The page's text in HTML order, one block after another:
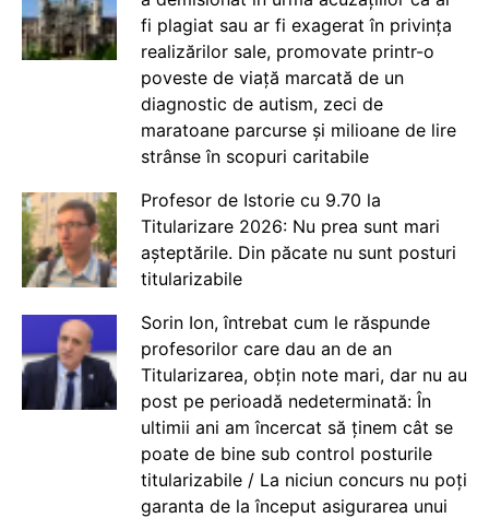
fi plagiat sau ar fi exagerat în privința
realizărilor sale, promovate printr-o
poveste de viață marcată de un
diagnostic de autism, zeci de
maratoane parcurse și milioane de lire
strânse în scopuri caritabile
Profesor de Istorie cu 9.70 la
Titularizare 2026: Nu prea sunt mari
așteptările. Din păcate nu sunt posturi
titularizabile
Sorin Ion, întrebat cum le răspunde
profesorilor care dau an de an
Titularizarea, obțin note mari, dar nu au
post pe perioadă nedeterminată: În
ultimii ani am încercat să ținem cât se
poate de bine sub control posturile
titularizabile / La niciun concurs nu poți
garanta de la început asigurarea unui